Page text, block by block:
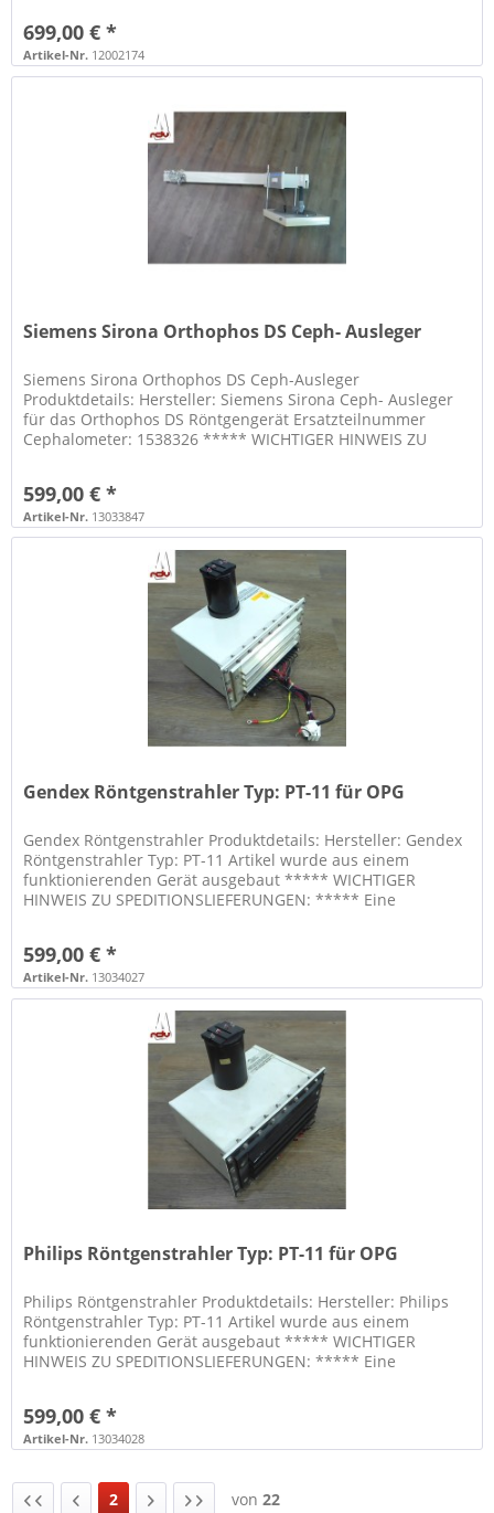
699,00 € *
Artikel-Nr. 12002174
Siemens Sirona Orthophos DS Ceph- Ausleger
Siemens Sirona Orthophos DS Ceph-Ausleger
Produktdetails: Hersteller: Siemens Sirona Ceph- Ausleger
für das Orthophos DS Röntgengerät Ersatzteilnummer
Cephalometer: 1538326 ***** WICHTIGER HINWEIS ZU
599,00 € *
Artikel-Nr. 13033847
Gendex Röntgenstrahler Typ: PT-11 für OPG
Gendex Röntgenstrahler Produktdetails: Hersteller: Gendex
Röntgenstrahler Typ: PT-11 Artikel wurde aus einem
funktionierenden Gerät ausgebaut ***** WICHTIGER
HINWEIS ZU SPEDITIONSLIEFERUNGEN: ***** Eine
599,00 € *
Artikel-Nr. 13034027
Philips Röntgenstrahler Typ: PT-11 für OPG
Philips Röntgenstrahler Produktdetails: Hersteller: Philips
Röntgenstrahler Typ: PT-11 Artikel wurde aus einem
funktionierenden Gerät ausgebaut ***** WICHTIGER
HINWEIS ZU SPEDITIONSLIEFERUNGEN: ***** Eine
599,00 € *
Artikel-Nr. 13034028
2 von 22